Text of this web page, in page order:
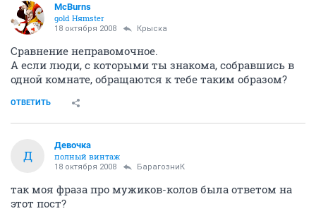
McBurns
gold Няmster
18 октября 2008 Крыска
Сравнение неправомочное.
А если люди, с которыми ты знакома, собравшись в
одной комнате, обращаются к тебе таким образом?
ОТВЕТИТЬ
Д
Девочка
полный винтаж
18 октября 2008 БарагозниК
так моя фраза про мужиков-колов была ответом на
этот пост?